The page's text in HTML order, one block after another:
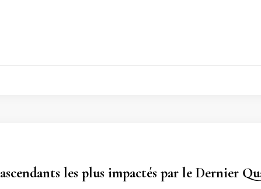
les plus impactés par le Dernier